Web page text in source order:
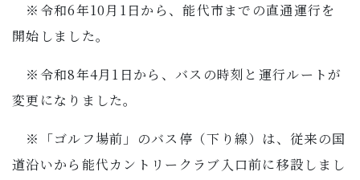
移住・定住
ビジネス・産業
行政情報
※令和6年10月1日から、能代市までの直通運行を
開始しました。
※令和8年4月1日から、バスの時刻と運行ルートが
変更になりました。
※「ゴルフ場前」のバス停（下り線）は、従来の国
道沿いから能代カントリークラブ入口前に移設しまし